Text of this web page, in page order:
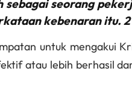
sebagai seorang
kebenaran itu. 2
untuk mengakui
atau lebih berhasil